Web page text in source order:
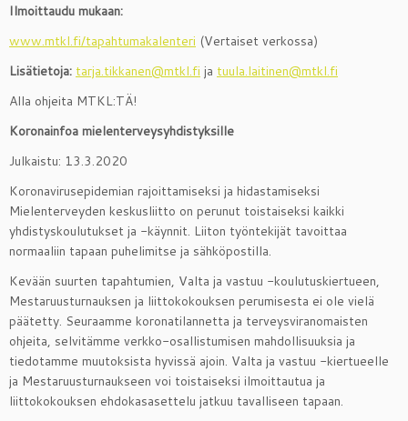
Ilmoittaudu mukaan:
www.mtkl.fi/tapahtumakalenteri (Vertaiset verkossa)
Lisätietoja: tarja.tikkanen@mtkl.fi ja tuula.laitinen@mtkl.fi
Alla ohjeita MTKL:TÄ!
Koronainfoa mielenterveysyhdistyksille
Julkaistu: 13.3.2020
Koronavirusepidemian rajoittamiseksi ja hidastamiseksi
Mielenterveyden keskusliitto on perunut toistaiseksi kaikki
yhdistyskoulutukset ja -käynnit. Liiton työntekijät tavoittaa
normaaliin tapaan puhelimitse ja sähköpostilla.
Kevään suurten tapahtumien, Valta ja vastuu -koulutuskiertueen,
Mestaruusturnauksen ja liittokokouksen perumisesta ei ole vielä
päätetty. Seuraamme koronatilannetta ja terveysviranomaisten
ohjeita, selvitämme verkko-osallistumisen mahdollisuuksia ja
tiedotamme muutoksista hyvissä ajoin. Valta ja vastuu -kiertueelle
ja Mestaruusturnaukseen voi toistaiseksi ilmoittautua ja
liittokokouksen ehdokasasettelu jatkuu tavalliseen tapaan.